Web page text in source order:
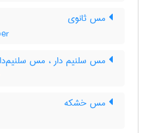
مس ثانوی
مس سلنیم دار ، مس
مس خشکه